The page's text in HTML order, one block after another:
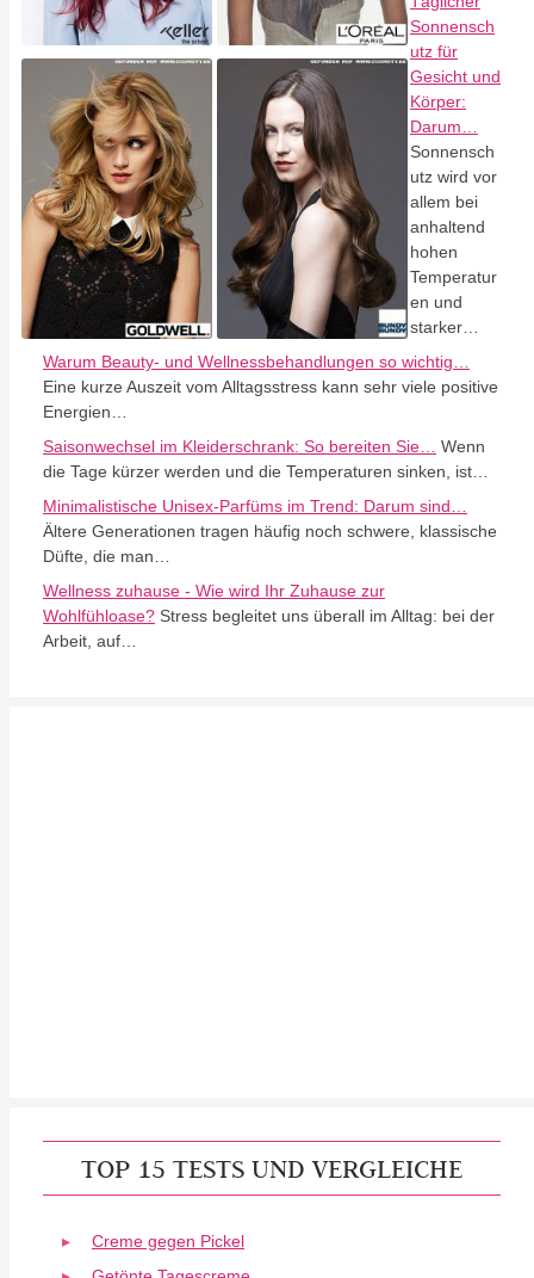
Sonnensch
utz für
Gesicht und
Körper:
Darum…
Sonnensch
utz wird vor
allem bei
anhaltend
hohen
Temperatur
en und
starker…
Warum Beauty- und Wellnessbehandlungen so wichtig…
Eine kurze Auszeit vom Alltagsstress kann sehr viele positive
Energien…
Saisonwechsel im Kleiderschrank: So bereiten Sie…
Wenn
die Tage kürzer werden und die Temperaturen sinken, ist…
Minimalistische Unisex-Parfüms im Trend: Darum sind…
Ältere Generationen tragen häufig noch schwere, klassische
Düfte, die man…
Wellness zuhause - Wie wird Ihr Zuhause zur
Wohlfühloase? Stress begleitet uns überall im Alltag: bei der
Arbeit, auf…
TOP 15 TESTS UND VERGLEICHE
Creme gegen Pickel